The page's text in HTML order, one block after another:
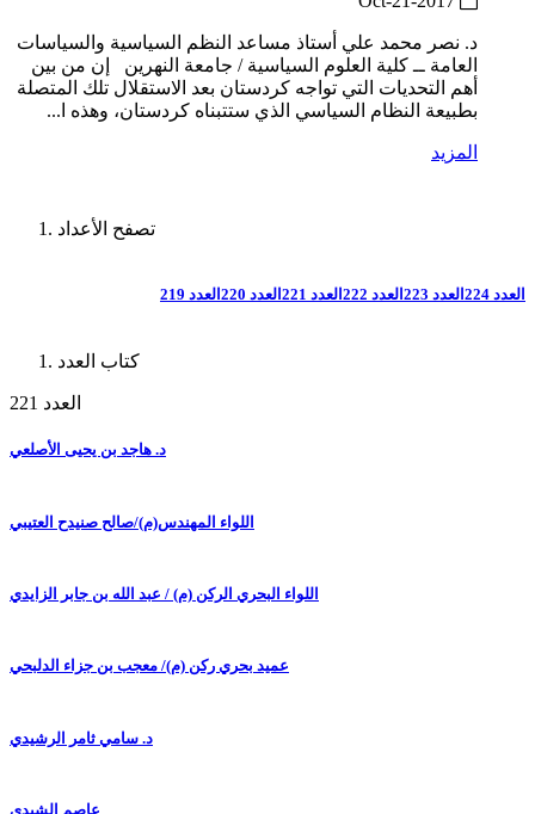
د. نصر محمد علي أستاذ مساعد النظم السياسية والسياسات
العامة ــ كلية العلوم السياسية / جامعة النهرين إن من بين
أهم التحديات التي تواجه كردستان بعد الاستقلال تلك المتصلة
بطبيعة النظام السياسي الذي ستتبناه كردستان، وهذه ا...
المزيد
تصفح الأعداد
العدد 224 العدد 223 العدد 222 العدد 221 العدد 220 العدد 219
كتاب العدد
العدد 221
د. هاجد بن يحيى الأصلعي
اللواء المهندس(م)/صالح صنيدح العتيبي
اللواء البحري الركن (م) / عبد الله بن جابر الزايدي
عميد بحري ركن (م)/ معجب بن جزاء الدلبحي
د. سامي ثامر الرشيدي
عاصم الشيدي